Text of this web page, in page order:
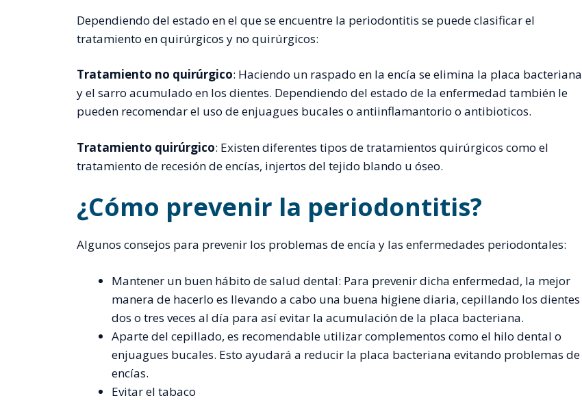
Dependiendo del estado en el que se encuentre la periodontitis se puede clasificar el
tratamiento en quirúrgicos y no quirúrgicos:
Tratamiento no quirúrgico: Haciendo un raspado en la encía se elimina la placa bacteriana
y el sarro acumulado en los dientes. Dependiendo del estado de la enfermedad también le
pueden recomendar el uso de enjuagues bucales o antiinflamantorio o antibioticos.
Tratamiento quirúrgico: Existen diferentes tipos de tratamientos quirúrgicos como el
tratamiento de recesión de encías, injertos del tejido blando u óseo.
¿Cómo prevenir la periodontitis?
Algunos consejos para prevenir los problemas de encía y las enfermedades periodontales:
Mantener un buen hábito de salud dental: Para prevenir dicha enfermedad, la mejor
manera de hacerlo es llevando a cabo una buena higiene diaria, cepillando los dientes
dos o tres veces al día para así evitar la acumulación de la placa bacteriana.
Aparte del cepillado, es recomendable utilizar complementos como el hilo dental o
enjuagues bucales. Esto ayudará a reducir la placa bacteriana evitando problemas de
encías.
Evitar el tabaco